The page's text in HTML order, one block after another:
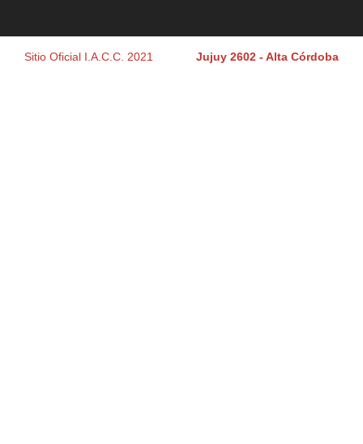
Sitio Oficial I.A.C.C. 2021 Jujuy 2602 - Alta Córdoba